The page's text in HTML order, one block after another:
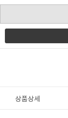
상품상세